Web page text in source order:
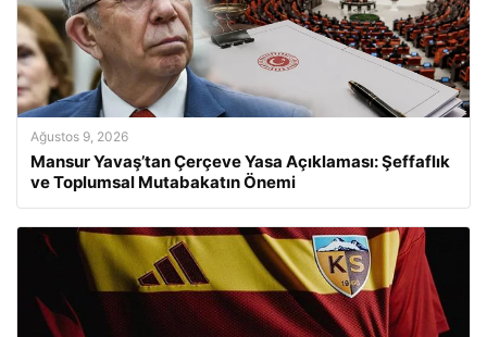
Ağustos 9, 2026
Mansur Yavaş’tan Çerçeve Yasa Açıklaması: Şeffaflık
ve Toplumsal Mutabakatın Önemi